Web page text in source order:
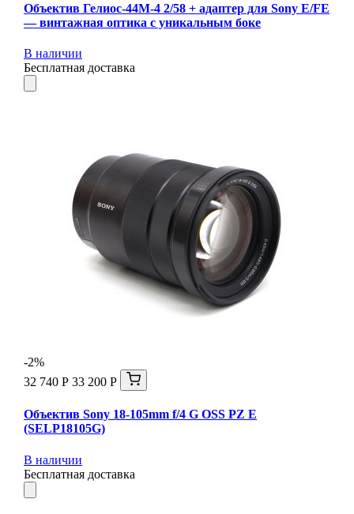
Объектив Гелиос-44М-4 2/58 + адаптер для Sony E/FE
— винтажная оптика с уникальным боке
В наличии
Бесплатная доставка
-2%
32 740 Р 33 200 Р
Объектив Sony 18-105mm f/4 G OSS PZ E
(SELP18105G)
В наличии
Бесплатная доставка